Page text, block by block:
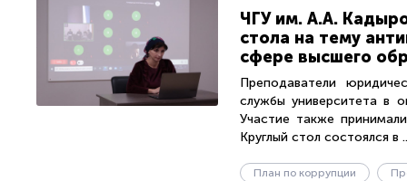
ЧГУ им. А.А.
стола на тему
сфере высшего
Преподаватели
службы университета в
Участие также
Круглый стол состоялся в
План по коррупции